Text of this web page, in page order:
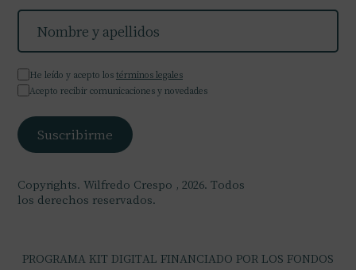
He leído y acepto los términos legales
Acepto recibir comunicaciones y novedades
Copyrights. Wilfredo Crespo , 2026. Todos
los derechos reservados.
PROGRAMA KIT DIGITAL FINANCIADO POR LOS FONDOS